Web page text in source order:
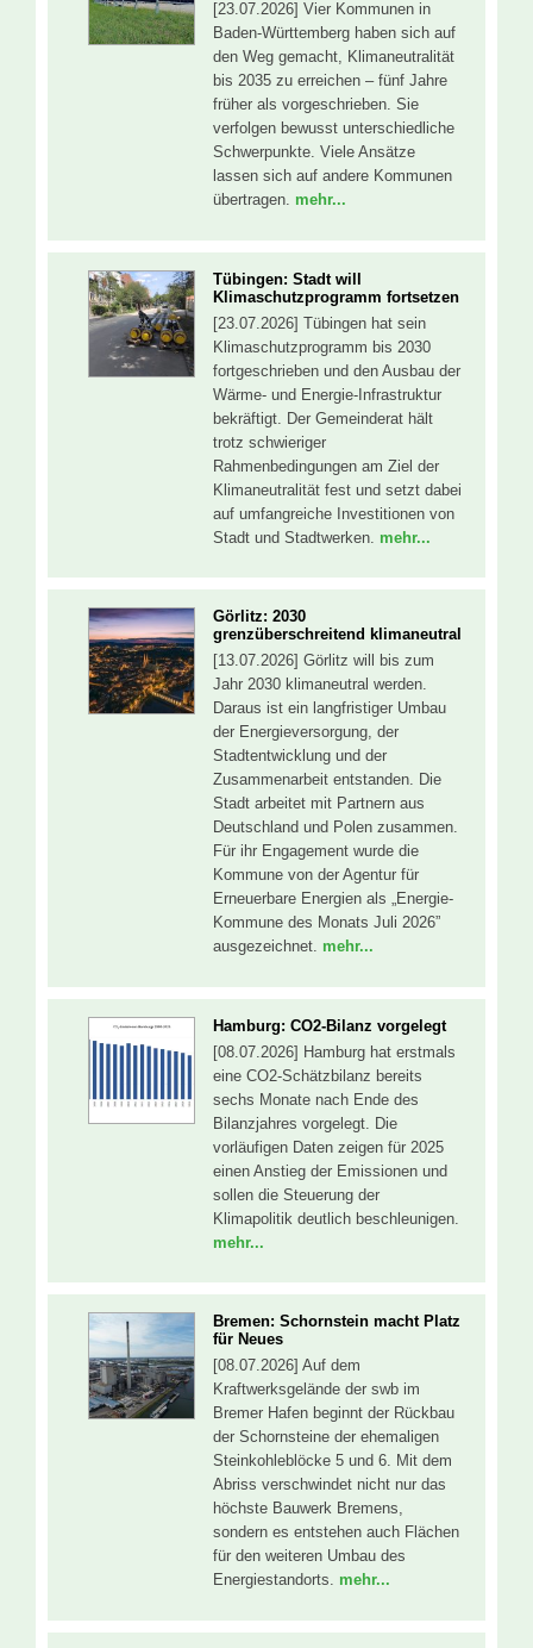
[23.07.2026] Vier Kommunen in
Baden-Württemberg haben sich auf
den Weg gemacht, Klimaneutralität
bis 2035 zu erreichen – fünf Jahre
früher als vorgeschrieben. Sie
verfolgen bewusst unterschiedliche
Schwerpunkte. Viele Ansätze
lassen sich auf andere Kommunen
übertragen. mehr...
Tübingen: Stadt will
Klimaschutzprogramm fortsetzen
[23.07.2026] Tübingen hat sein
Klimaschutzprogramm bis 2030
fortgeschrieben und den Ausbau der
Wärme- und Energie-Infrastruktur
bekräftigt. Der Gemeinderat hält
trotz schwieriger
Rahmenbedingungen am Ziel der
Klimaneutralität fest und setzt dabei
auf umfangreiche Investitionen von
Stadt und Stadtwerken. mehr...
Görlitz: 2030
grenzüberschreitend klimaneutral
[13.07.2026] Görlitz will bis zum
Jahr 2030 klimaneutral werden.
Daraus ist ein langfristiger Umbau
der Energieversorgung, der
Stadtentwicklung und der
Zusammenarbeit entstanden. Die
Stadt arbeitet mit Partnern aus
Deutschland und Polen zusammen.
Für ihr Engagement wurde die
Kommune von der Agentur für
Erneuerbare Energien als „Energie-
Kommune des Monats Juli 2026”
ausgezeichnet. mehr...
Hamburg: CO2-Bilanz vorgelegt
[08.07.2026] Hamburg hat erstmals
eine CO2-Schätzbilanz bereits
sechs Monate nach Ende des
Bilanzjahres vorgelegt. Die
vorläufigen Daten zeigen für 2025
einen Anstieg der Emissionen und
sollen die Steuerung der
Klimapolitik deutlich beschleunigen.
mehr...
Bremen: Schornstein macht Platz
für Neues
[08.07.2026] Auf dem
Kraftwerksgelände der swb im
Bremer Hafen beginnt der Rückbau
der Schornsteine der ehemaligen
Steinkohleblöcke 5 und 6. Mit dem
Abriss verschwindet nicht nur das
höchste Bauwerk Bremens,
sondern es entstehen auch Flächen
für den weiteren Umbau des
Energiestandorts. mehr...